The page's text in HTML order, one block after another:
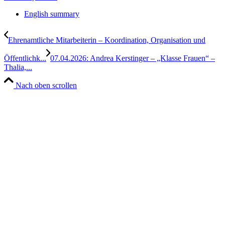
English summary
Ehrenamtliche Mitarbeiterin – Koordination, Organisation und
Öffentlichk... 07.04.2026: Andrea Kerstinger – „Klasse Frauen“ –
Thalia,...
Nach oben scrollen